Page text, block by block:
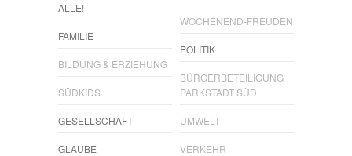
ALLE!
FAMILIE
BILDUNG & ERZIEHUNG
SÜDKIDS
GESELLSCHAFT
GLAUBE
WOCHENEND-FREUDEN
POLITIK
BÜRGERBETEILIGUNG
PARKSTADT SÜD
UMWELT
VERKEHR